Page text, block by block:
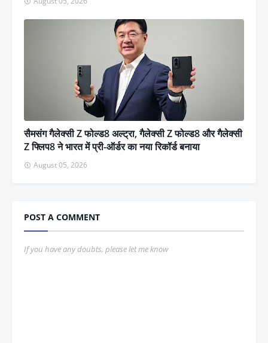
सैमसंग गैलेक्सी Z फोल्ड8 अल्ट्रा, गैलेक्सी Z फोल्ड8 और गैलेक्सी
Z फ्लिप8 ने भारत में प्री-ऑर्डर का नया रिकॉर्ड बनाया
August 05, 2026
POST A COMMENT
If you have any doubts, please let me know